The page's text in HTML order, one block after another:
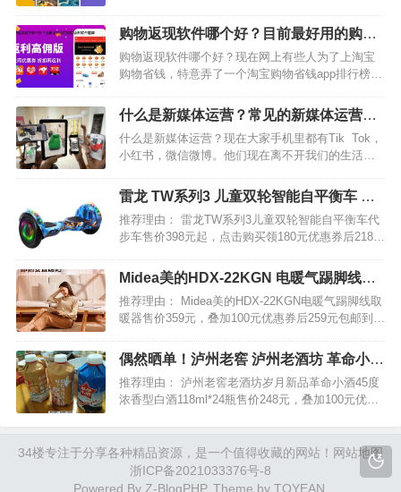
由现在的“关注”改为“直播”，用户点击这个Tab就可进
入一个专门呈现商家直播的广场。商家只要做到封
面优…
购物返现软件哪个好？目前最好用的购物
返利软件推荐
购物返现软件哪个好？现在网上有些人为了上淘宝
购物省钱，特意弄了一个淘宝购物省钱app排行榜，
够了，再多你用也用不过来。那么，哪款app是最好
的呢？今天小编就特地为大家推荐一款目前最好用
的购物返…
什么是新媒体运营？常见的新媒体运营中
有哪些技巧
什么是新媒体运营？现在大家手机里都有Tik Tok，
小红书，微信微博。他们现在离不开我们的生活和
多，这也是为什么近年来，小编明显感觉到品牌需
要越来越多的新媒体运营。 对于所有品牌来…
雷龙 TW系列3 儿童双轮智能自平衡车 代
步车
推荐理由： 雷龙TW系列3儿童双轮智能自平衡车代
步车售价398元起，点击购买领180元优惠券后218元
平衡，更容易学会也更安全。可连接蓝牙，炫酷
LED灯，大功率无刷电机，澎湃动力，稳定性强，
节…
Midea美的HDX-22KGN 电暖气踢脚线取
暖器
推荐理由： Midea美的HDX-22KGN电暖气踢脚线取
暖器售价359元，叠加100元优惠券后259元包邮到
热能屏障墙自然暖肤，三重防水结构，无光无噪，
安静相伴，好物多能，烘衣取暖，冬季必…
偶然晒单！泸州老窖 泸州老酒坊 革命小酒
45度浓香型白酒118ml*24瓶
推荐理由： 泸州老窖老酒坊岁月新品革命小酒45度
浓香型白酒118ml*24瓶售价248元，叠加100元优惠
酵标准。 中国四大名酒，“…
34楼专注于分享各种精品资源，是一个值得收藏的网站！ 网站地图
浙ICP备2021033376号-8
Powered By Z-BlogPHP. Theme by TOYEAN